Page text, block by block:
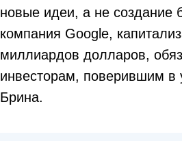
новые идеи, а не создание
компания Google,
миллиардов долларов,
инвесторам, поверившим в
Брина.